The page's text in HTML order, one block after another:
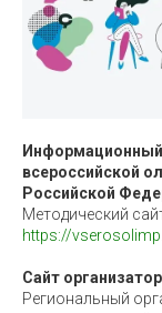
всероссийской
Российской
Методический
https://
Сайт
Региональный